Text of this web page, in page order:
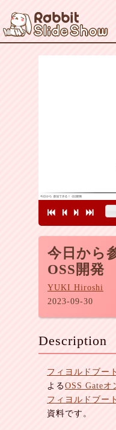
今日から
OSS開発
YUKI Hiroshi
2023-09-30
Description
フィヨルドブー
よるOSS Gate
フィヨルドブー
資料です。